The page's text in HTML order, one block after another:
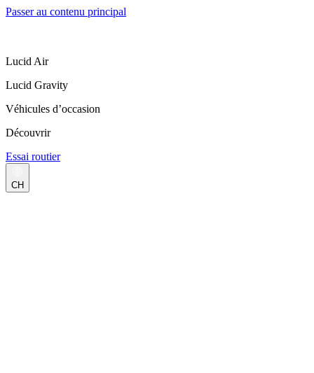
Passer au contenu principal
Lucid Air
Lucid Gravity
Véhicules d’occasion
Découvrir
Essai routier
CH